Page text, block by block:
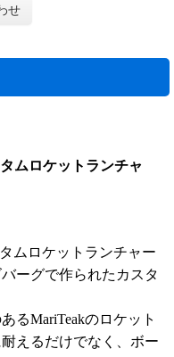
せ
ムロケットランチャ
ムロケットランチャー
ーグで作られたカスタ
るMariTeakのロケット
えるだけでなく、ボー